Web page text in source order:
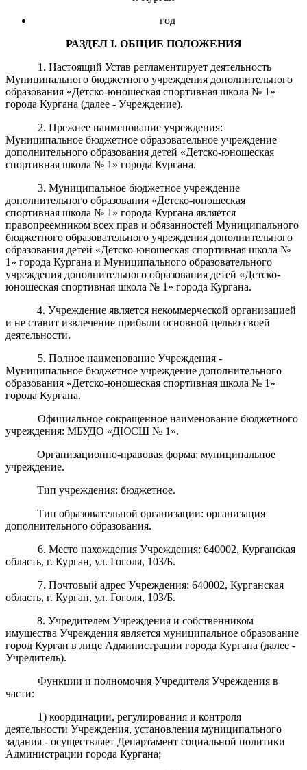
год
РАЗДЕЛ I. ОБЩИЕ ПОЛОЖЕНИЯ
1. Настоящий Устав регламентирует деятельность
Муниципального бюджетного учреждения дополнительного
образования «Детско-юношеская спортивная школа № 1»
города Кургана (далее - Учреждение).
2. Прежнее наименование учреждения:
Муниципальное бюджетное образовательное учреждение
дополнительного образования детей «Детско-юношеская
спортивная школа № 1» города Кургана.
3. Муниципальное бюджетное учреждение
дополнительного образования «Детско-юношеская
спортивная школа № 1» города Кургана является
правопреемником всех прав и обязанностей Муниципального
бюджетного образовательного учреждения дополнительного
образования детей «Детско-юношеская спортивная школа №
1» города Кургана и Муниципального образовательного
учреждения дополнительного образования детей «Детско-
юношеская спортивная школа № 1» города Кургана.
4. Учреждение является некоммерческой организацией
и не ставит извлечение прибыли основной целью своей
деятельности.
5. Полное наименование Учреждения-
Муниципальное бюджетное учреждение дополнительного
образования «Детско-юношеская спортивная школа № 1»
города Кургана.
Официальное сокращенное наименование бюджетного
учреждения: МБУДО «ДЮСШ № 1».
Организационно-правовая форма: муниципальное
учреждение.
Тип учреждения: бюджетное.
Тип образовательной организации: организация
дополнительного образования.
6. Место нахождения Учреждения: 640002, Курганская
область, г. Курган, ул. Гоголя, 103/Б.
7. Почтовый адрес Учреждения: 640002, Курганская
область, г. Курган, ул. Гоголя, 103/Б.
8. Учредителем Учреждения и собственником
имущества Учреждения является муниципальное образование
город Курган в лице Администрации города Кургана (далее -
Учредитель).
Функции и полномочия Учредителя Учрежденияв
части:
1) координации, регулирования и контроля
деятельности Учреждения, установления муниципального
задания - осуществляет Департамент социальной политики
Администрации города Кургана;